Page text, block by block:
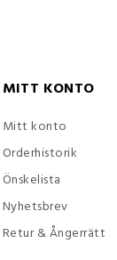
MITT KONTO
Mitt konto
Orderhistorik
Önskelista
Nyhetsbrev
Retur & Ångerrätt